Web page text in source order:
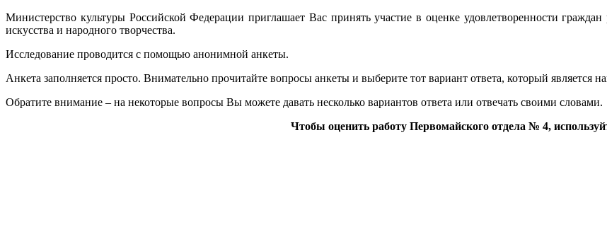
Министерство культуры Российской Федерации приглашает Вас принять участие в оценке удовлетворенности
искусства и народного творчества.
Исследование проводится с помощью анонимной анкеты.
Анкета заполняется просто. Внимательно прочитайте вопросы анкеты и выберите тот вариант ответа, который является
Обратите внимание – на некоторые вопросы Вы можете давать несколько вариантов ответа или отвечать своими словами.
Чтобы оценить работу Первомайского отдела № 4,